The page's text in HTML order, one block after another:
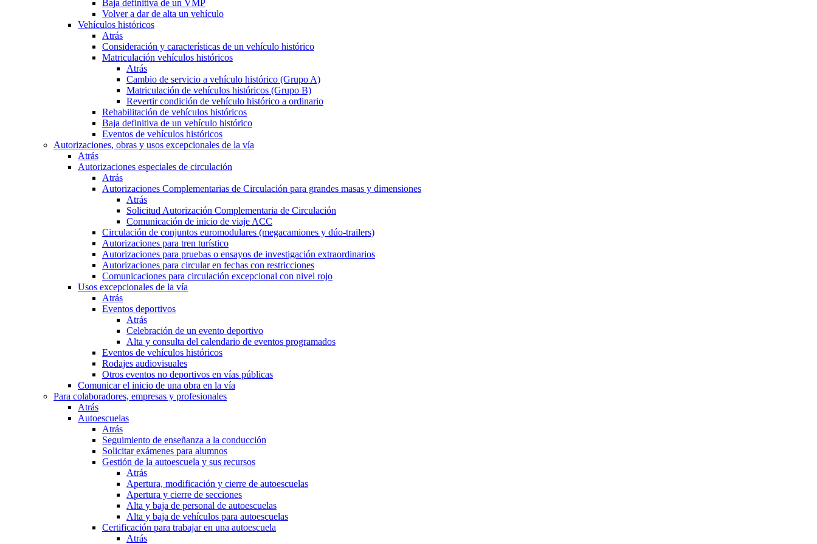
Baja definitiva de un VMP
Volver a dar de alta un vehículo
Vehículos históricos
Atrás
Consideración y características de un vehículo histórico
Matriculación vehículos históricos
Atrás
Cambio de servicio a vehículo histórico (Grupo A)
Matriculación de vehículos históricos (Grupo B)
Revertir condición de vehículo histórico a ordinario
Rehabilitación de vehículos históricos
Baja definitiva de un vehículo histórico
Eventos de vehículos históricos
Autorizaciones, obras y usos excepcionales de la vía
Atrás
Autorizaciones especiales de circulación
Atrás
Autorizaciones Complementarias de Circulación para grandes masas y dimensiones
Atrás
Solicitud Autorización Complementaria de Circulación
Comunicación de inicio de viaje ACC
Circulación de conjuntos euromodulares (megacamiones y dúo-trailers)
Autorizaciones para tren turístico
Autorizaciones para pruebas o ensayos de investigación extraordinarios
Autorizaciones para circular en fechas con restricciones
Comunicaciones para circulación excepcional con nivel rojo
Usos excepcionales de la vía
Atrás
Eventos deportivos
Atrás
Celebración de un evento deportivo
Alta y consulta del calendario de eventos programados
Eventos de vehículos históricos
Rodajes audiovisuales
Otros eventos no deportivos en vías públicas
Comunicar el inicio de una obra en la vía
Para colaboradores, empresas y profesionales
Atrás
Autoescuelas
Atrás
Seguimiento de enseñanza a la conducción
Solicitar exámenes para alumnos
Gestión de la autoescuela y sus recursos
Atrás
Apertura, modificación y cierre de autoescuelas
Apertura y cierre de secciones
Alta y baja de personal de autoescuelas
Alta y baja de vehículos para autoescuelas
Certificación para trabajar en una autoescuela
Atrás